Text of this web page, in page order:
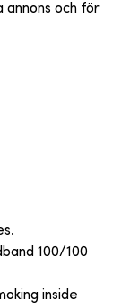
annons och för
100/100
inside